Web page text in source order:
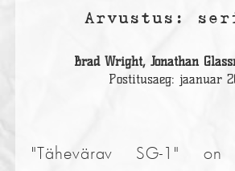
Arvustus:
Brad Wright, Jonathan
Postitusaeg: jaanuar
"Tähevärav SG-1" on